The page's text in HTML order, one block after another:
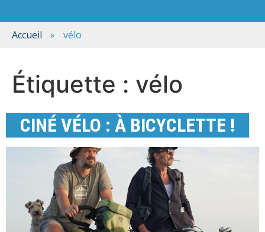
Accueil » vélo
Étiquette : vélo
CINÉ VÉLO : À BICYCLETTE !